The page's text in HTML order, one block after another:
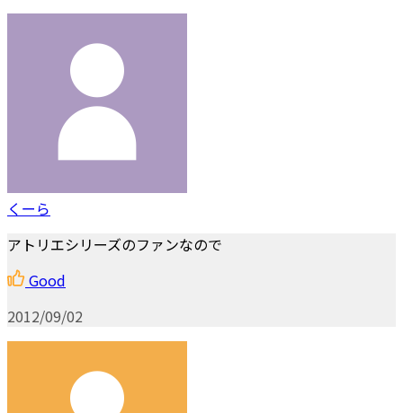
くーら
アトリエシリーズのファンなので
Good
2012/09/02